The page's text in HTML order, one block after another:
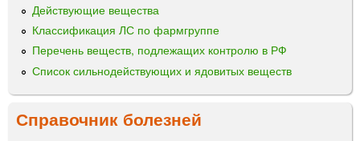
Действующие вещества
Классификация ЛС по фармгруппе
Перечень веществ, подлежащих контролю в РФ
Список сильнодействующих и ядовитых веществ
Справочник болезней